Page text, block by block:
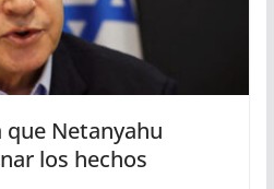
que Netanyahu
los hechos